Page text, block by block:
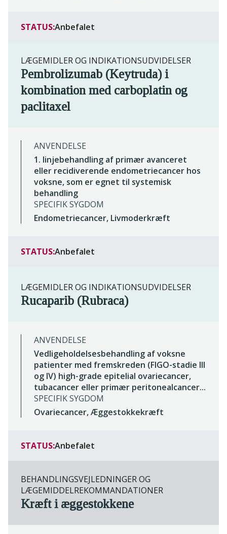
STATUS:Anbefalet
LÆGEMIDLER OG INDIKATIONSUDVIDELSER
Pembrolizumab (Keytruda) i
kombination med carboplatin og
paclitaxel
ANVENDELSE
1. linjebehandling af primær avanceret
eller recidiverende endometriecancer hos
voksne, som er egnet til systemisk
behandling
SPECIFIK SYGDOM
Endometriecancer, Livmoderkræft
STATUS:Anbefalet
LÆGEMIDLER OG INDIKATIONSUDVIDELSER
Rucaparib (Rubraca)
ANVENDELSE
Vedligeholdelsesbehandling af voksne
patienter med fremskreden (FIGO-stadie III
og IV) high-grade epitelial ovariecancer,
tubacancer eller primær peritonealcancer...
SPECIFIK SYGDOM
Ovariecancer, Æggestokkekræft
STATUS:Anbefalet
BEHANDLINGSVEJLEDNINGER OG
LÆGEMIDDELREKOMMANDATIONER
Kræft i æggestokkene